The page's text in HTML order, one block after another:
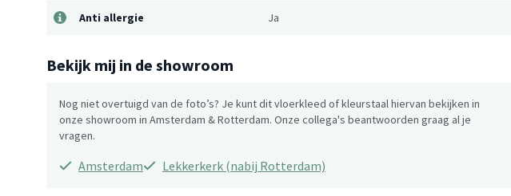
Anti allergie Ja
Bekijk mij in de showroom
Nog niet overtuigd van de foto’s? Je kunt dit vloerkleed of kleurstaal hiervan bekijken in
onze showroom in Amsterdam & Rotterdam. Onze collega's beantwoorden graag al je
vragen.
Amsterdam Lekkerkerk (nabij Rotterdam)